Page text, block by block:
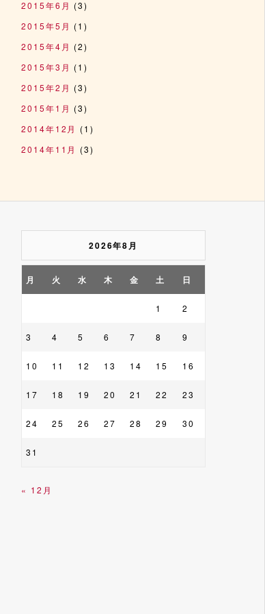
2015年6月 (3)
2015年5月 (1)
2015年4月 (2)
2015年3月 (1)
2015年2月 (3)
2015年1月 (3)
2014年12月 (1)
2014年11月 (3)
2026年8月
月 火 水 木 金 土 日
1 2
3 4 5 6 7 8 9
10 11 12 13 14 15 16
17 18 19 20 21 22 23
24 25 26 27 28 29 30
31
« 12月